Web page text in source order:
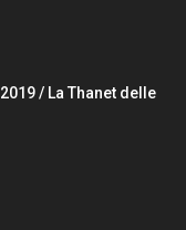
/ La Thanet delle